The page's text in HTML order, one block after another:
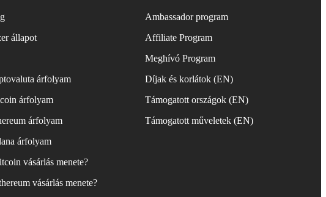
állapot
árfolyam
árfolyam
árfolyam
árfolyam
vásárlás menete?
vásárlás menete?
Ambassador program
Affiliate Program
Meghívó Program
Díjak és korlátok (EN)
Támogatott országok (EN)
Támogatott műveletek (EN)